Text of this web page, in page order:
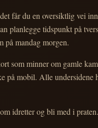
får du en oversiktlig vei
planlegge tidspunkt på
på mandag morgen.
som minner om gamle
på mobil. Alle
idretter og bli med i